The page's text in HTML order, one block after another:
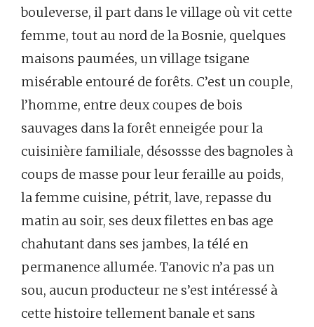
bouleverse, il part dans le village où vit cette
femme, tout au nord de la Bosnie, quelques
maisons paumées, un village tsigane
misérable entouré de forêts. C’est un couple,
l’homme, entre deux coupes de bois
sauvages dans la forêt enneigée pour la
cuisinière familiale, désossse des bagnoles à
coups de masse pour leur feraille au poids,
la femme cuisine, pétrit, lave, repasse du
matin au soir, ses deux filettes en bas age
chahutant dans ses jambes, la télé en
permanence allumée. Tanovic n’a pas un
sou, aucun producteur ne s’est intéressé à
cette histoire tellement banale et sans